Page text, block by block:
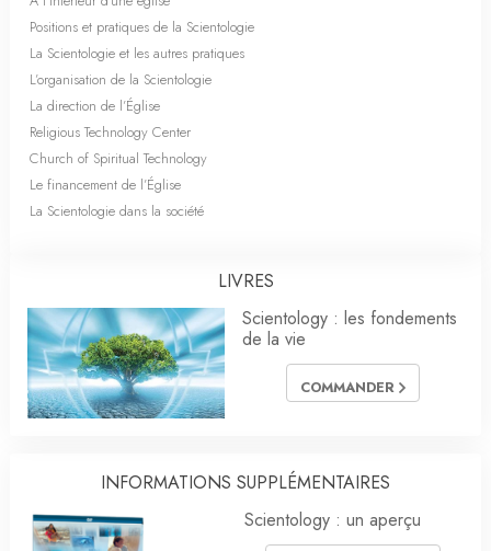
Positions et pratiques de la Scientologie
La Scientologie et les autres pratiques
L’organisation de la Scientologie
La direction de l’Église
Religious Technology Center
Church of Spiritual Technology
Le financement de l’Église
La Scientologie dans la société
LIVRES
Scientology : les fondements
de la vie
COMMANDER
INFORMATIONS SUPPLÉMENTAIRES
Scientology : un aperçu